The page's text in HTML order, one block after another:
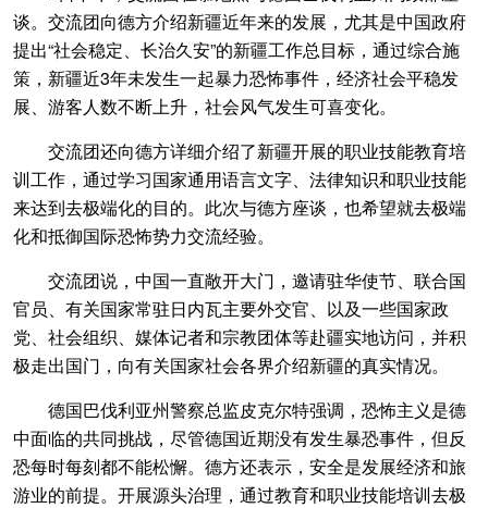
谈。交流团向德方介绍新疆近年来的发展，尤其是中国政府
提出“社会稳定、长治久安”的新疆工作总目标，通过综合施
策，新疆近3年未发生一起暴力恐怖事件，经济社会平稳发
展、游客人数不断上升，社会风气发生可喜变化。
交流团还向德方详细介绍了新疆开展的职业技能教育培
训工作，通过学习国家通用语言文字、法律知识和职业技能
来达到去极端化的目的。此次与德方座谈，也希望就去极端
化和抵御国际恐怖势力交流经验。
交流团说，中国一直敞开大门，邀请驻华使节、联合国
官员、有关国家常驻日内瓦主要外交官、以及一些国家政
党、社会组织、媒体记者和宗教团体等赴疆实地访问，并积
极走出国门，向有关国家社会各界介绍新疆的真实情况。
德国巴伐利亚州警察总监皮克尔特强调，恐怖主义是德
中面临的共同挑战，尽管德国近期没有发生暴恐事件，但反
恐每时每刻都不能松懈。德方还表示，安全是发展经济和旅
游业的前提。开展源头治理，通过教育和职业技能培训去极